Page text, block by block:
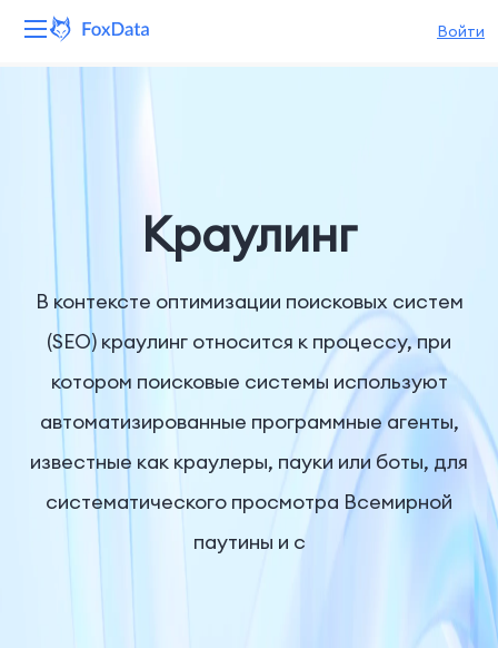
Войти
Цены
Компания
Kраулинг
В контексте оптимизации поисковых систем
(SEO) краулинг относится к процессу, при
котором поисковые системы используют
автоматизированные программные агенты,
известные как краулеры, пауки или боты, для
систематического просмотра Всемирной
паутины и с